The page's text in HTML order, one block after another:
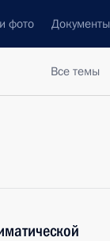
фото Документы
Все темы